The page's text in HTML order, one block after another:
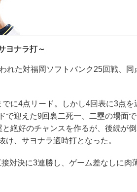
ヨナラ打～
た対福岡ソフトバンク25回戦、
に4点リード。しかし4回表に3点
で迎えた9回裏二死一、二塁の場面
絶好のチャンスを作るが、後続が
、サヨナラ適時打となった。
対決に3連勝し、ゲーム差なしに肉